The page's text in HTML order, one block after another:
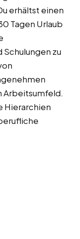
erhältst einen
Tagen Urlaub
zu
Arbeitsumfeld.
Hierarchien